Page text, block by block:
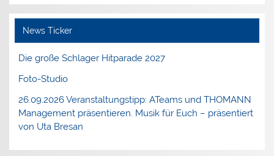
News Ticker
Die große Schlager Hitparade 2027
Foto-Studio
26.09.2026 Veranstaltungstipp: ATeams und THOMANN
Management präsentieren. Musik für Euch – präsentiert
von Uta Bresan